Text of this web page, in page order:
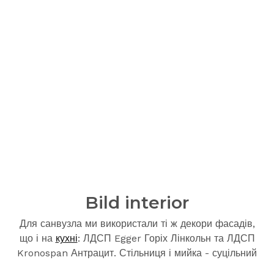
Bild interior
Для санвузла ми використали ті ж декори фасадів,
що і на кухні: ЛДСП Egger Горіх Лінкольн та ЛДСП
Kronospan Антрацит. Стільниця і мийка - суцільний